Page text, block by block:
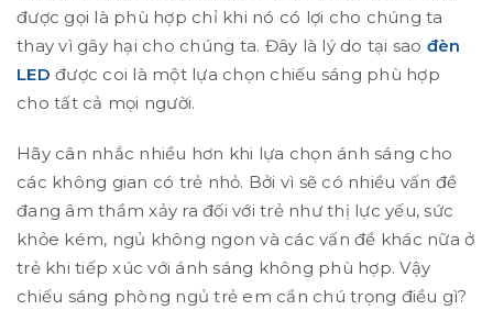
được gọi là phù hợp chỉ khi nó có lợi cho chúng ta
thay vì gây hại cho chúng ta. Đây là lý do tại sao đèn
LED được coi là một lựa chọn chiếu sáng phù hợp
cho tất cả mọi người.
Hãy cân nhắc nhiều hơn khi lựa chọn ánh sáng cho
các không gian có trẻ nhỏ. Bởi vì sẽ có nhiều vấn đề
đang âm thầm xảy ra đối với trẻ như thị lực yếu, sức
khỏe kém, ngủ không ngon và các vấn đề khác nữa ở
trẻ khi tiếp xúc với ánh sáng không phù hợp. Vậy
chiếu sáng phòng ngủ trẻ em cần chú trọng điều gì?